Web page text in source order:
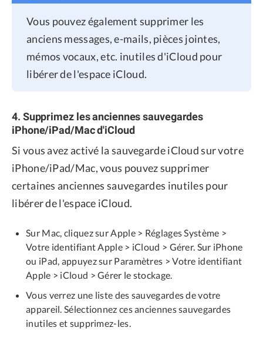
Vous pouvez également supprimer les
anciens messages, e-mails, pièces jointes,
mémos vocaux, etc. inutiles d'iCloud pour
libérer de l'espace iCloud.
4. Supprimez les anciennes sauvegardes
iPhone/iPad/Mac d'iCloud
Si vous avez activé la sauvegarde iCloud sur votre
iPhone/iPad/Mac, vous pouvez supprimer
certaines anciennes sauvegardes inutiles pour
libérer de l'espace iCloud.
Sur Mac, cliquez sur Apple > Réglages Système >
Votre identifiant Apple > iCloud > Gérer. Sur iPhone
ou iPad, appuyez sur Paramètres > Votre identifiant
Apple > iCloud > Gérer le stockage.
Vous verrez une liste des sauvegardes de votre
appareil. Sélectionnez ces anciennes sauvegardes
inutiles et supprimez-les.